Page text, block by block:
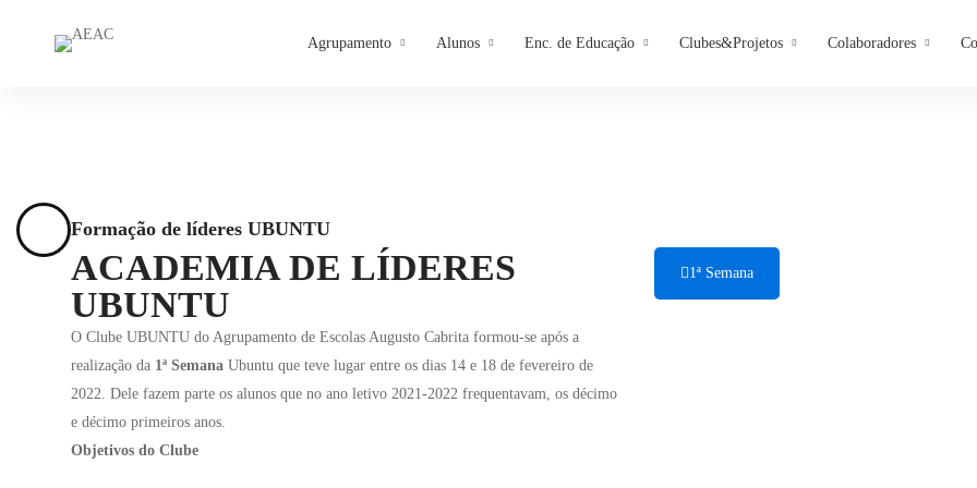
Agrupamento Alunos Enc. de Educação Clubes&Projetos Colaboradores
Formação de líderes UBUNTU
ACADEMIA DE LÍDERES
UBUNTU
O Clube UBUNTU do Agrupamento de Escolas Augusto Cabrita formou-se após a
realização da 1ª Semana Ubuntu que teve lugar entre os dias 14 e 18 de fevereiro de
2022. Dele fazem parte os alunos que no ano letivo 2021-2022 frequentavam, os décimo
e décimo primeiros anos.
Objetivos do Clube
1ª Semana